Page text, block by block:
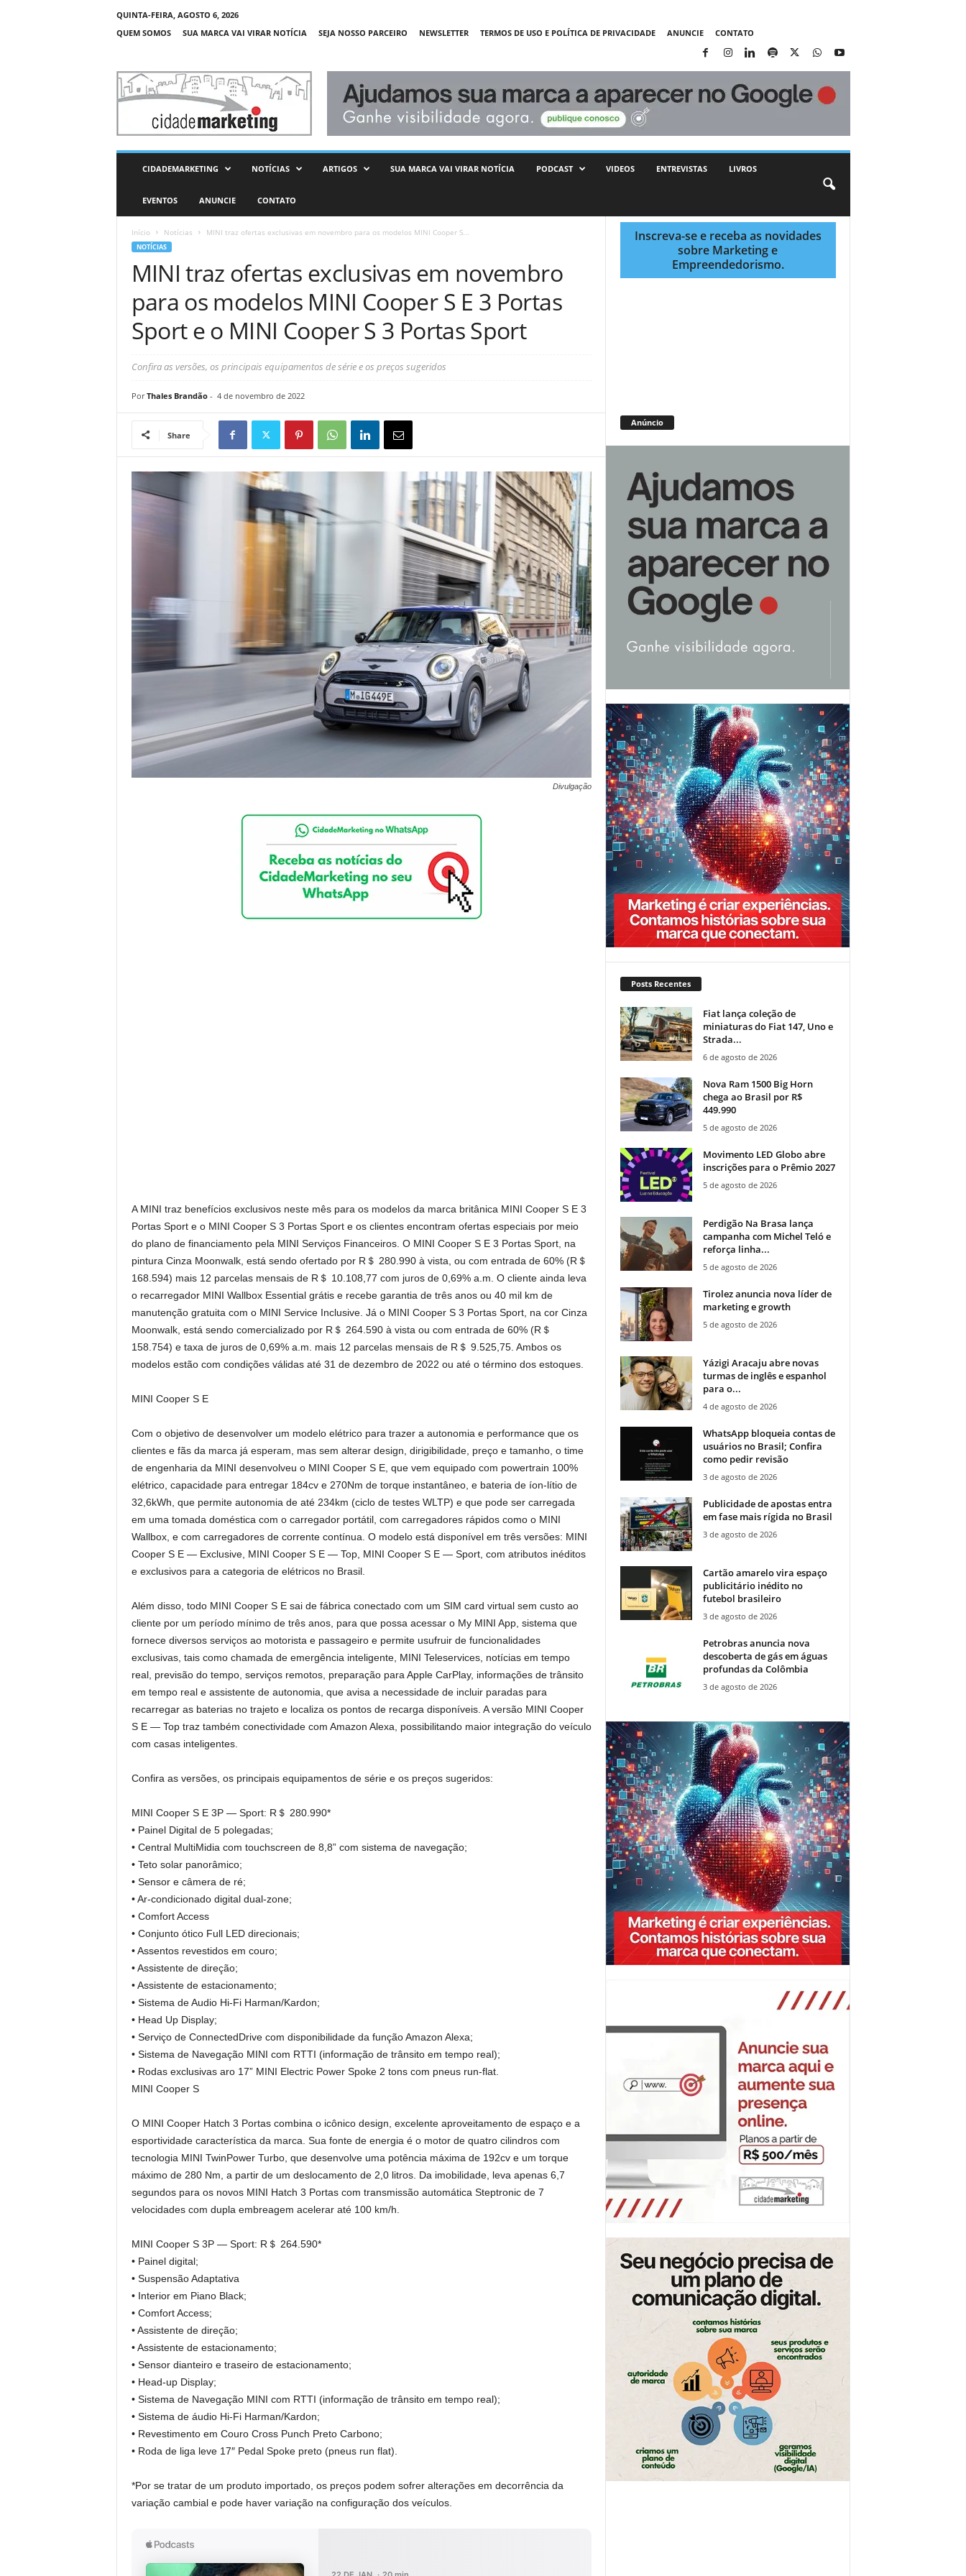
QUINTA-FEIRA, AGOSTO 6, 2026
QUEM SOMOS
SUA MARCA VAI VIRAR NOTÍCIA SEJA NOSSO PARCEIRO NEWSLETTER TERMOS DE USO E POLÍTICA DE PRIVACIDADE ANUNCIE CONTATO
C
d
CIDADEMARKETING NOTÍCIAS ARTIGOS SUA MARCA VAI VIRAR NOTÍCIA PODCAST VIDEOS ENTREVISTAS LIVROS
EVENTOS ANUNCIE CONTATO
Início Notícias MINI traz ofertas exclusivas em novembro para os modelos MINI Cooper S...
NOTÍCIAS
MINI traz ofertas exclusivas em novembro
para os modelos MINI Cooper S E 3 Portas
Sport e o MINI Cooper S 3 Portas Sport
Confira as versões, os principais equipamentos de série e os preços sugeridos
Por Thales Brandão- 4 de novembro de 2022
Share
Divulgação
A MINI traz benefícios exclusivos neste mês para os modelos da marca britânica MINI Cooper S E 3
Portas Sport e o MINI Cooper S 3 Portas Sport e os clientes encontram ofertas especiais por meio
do plano de financiamento pela MINI Serviços Financeiros. O MINI Cooper S E 3 Portas Sport, na
pintura Cinza Moonwalk, está sendo ofertado por R＄ 280.990 à vista, ou com entrada de 60% (R＄
168.594) mais 12 parcelas mensais de R＄ 10.108,77 com juros de 0,69% a.m. O cliente ainda leva
o recarregador MINI Wallbox Essential grátis e recebe garantia de três anos ou 40 mil km de
manutenção gratuita com o MINI Service Inclusive. Já o MINI Cooper S 3 Portas Sport, na cor Cinza
Moonwalk, está sendo comercializado por R＄ 264.590 à vista ou com entrada de 60% (R＄
158.754) e taxa de juros de 0,69% a.m. mais 12 parcelas mensais de R＄ 9.525,75. Ambos os
modelos estão com condições válidas até 31 de dezembro de 2022 ou até o término dos estoques.
MINI Cooper S E
Com o objetivo de desenvolver um modelo elétrico para trazer a autonomia e performance que os
clientes e fãs da marca já esperam, mas sem alterar design, dirigibilidade, preço e tamanho, o time
de engenharia da MINI desenvolveu o MINI Cooper S E, que vem equipado com powertrain 100%
elétrico, capacidade para entregar 184cv e 270Nm de torque instantâneo, e bateria de íon-lítio de
32,6kWh, que permite autonomia de até 234km (ciclo de testes WLTP) e que pode ser carregada
em uma tomada doméstica com o carregador portátil, com carregadores rápidos como o MINI
Wallbox, e com carregadores de corrente contínua. O modelo está disponível em três versões: MINI
Cooper S E — Exclusive, MINI Cooper S E — Top, MINI Cooper S E — Sport, com atributos inéditos
e exclusivos para a categoria de elétricos no Brasil.
Além disso, todo MINI Cooper S E sai de fábrica conectado com um SIM card virtual sem custo ao
cliente por um período mínimo de três anos, para que possa acessar o My MINI App, sistema que
fornece diversos serviços ao motorista e passageiro e permite usufruir de funcionalidades
exclusivas, tais como chamada de emergência inteligente, MINI Teleservices, notícias em tempo
real, previsão do tempo, serviços remotos, preparação para Apple CarPlay, informações de trânsito
em tempo real e assistente de autonomia, que avisa a necessidade de incluir paradas para
recarregar as baterias no trajeto e localiza os pontos de recarga disponíveis. A versão MINI Cooper
S E — Top traz também conectividade com Amazon Alexa, possibilitando maior integração do veículo
com casas inteligentes.
Confira as versões, os principais equipamentos de série e os preços sugeridos:
MINI Cooper S E 3P — Sport: R＄ 280.990*
• Painel Digital de 5 polegadas;
• Central MultiMidia com touchscreen de 8,8” com sistema de navegação;
• Teto solar panorâmico;
• Sensor e câmera de ré;
• Ar-condicionado digital dual-zone;
• Comfort Access
• Conjunto ótico Full LED direcionais;
• Assentos revestidos em couro;
• Assistente de direção;
• Assistente de estacionamento;
• Sistema de Audio Hi-Fi Harman/Kardon;
• Head Up Display;
• Serviço de ConnectedDrive com disponibilidade da função Amazon Alexa;
• Sistema de Navegação MINI com RTTI (informação de trânsito em tempo real);
• Rodas exclusivas aro 17” MINI Electric Power Spoke 2 tons com pneus run-flat.
MINI Cooper S
O MINI Cooper Hatch 3 Portas combina o icônico design, excelente aproveitamento de espaço e a
esportividade característica da marca. Sua fonte de energia é o motor de quatro cilindros com
tecnologia MINI TwinPower Turbo, que desenvolve uma potência máxima de 192cv e um torque
máximo de 280 Nm, a partir de um deslocamento de 2,0 litros. Da imobilidade, leva apenas 6,7
segundos para os novos MINI Hatch 3 Portas com transmissão automática Steptronic de 7
velocidades com dupla embreagem acelerar até 100 km/h.
MINI Cooper S 3P — Sport: R＄ 264.590*
• Painel digital;
• Suspensão Adaptativa
• Interior em Piano Black;
• Comfort Access;
• Assistente de direção;
• Assistente de estacionamento;
• Sensor dianteiro e traseiro de estacionamento;
• Head-up Display;
• Sistema de Navegação MINI com RTTI (informação de trânsito em tempo real);
• Sistema de áudio Hi-Fi Harman/Kardon;
• Revestimento em Couro Cross Punch Preto Carbono;
• Roda de liga leve 17″ Pedal Spoke preto (pneus run flat).
*Por se tratar de um produto importado, os preços podem sofrer alterações em decorrência da
variação cambial e pode haver variação na configuração dos veículos.
Inscreva-se e receba as novidades
sobre Marketing e
Empreendedorismo.
Anúncio
Posts Recentes
Fiat lança coleção de
miniaturas do Fiat 147, Uno e
Strada...
6 de agosto de 2026
Nova Ram 1500 Big Horn
chega ao Brasil por R$
449.990
5 de agosto de 2026
Movimento LED Globo abre
inscrições para o Prêmio 2027
5 de agosto de 2026
Perdigão Na Brasa lança
campanha com Michel Teló e
reforça linha...
5 de agosto de 2026
Tirolez anuncia nova líder de
marketing e growth
5 de agosto de 2026
Yázigi Aracaju abre novas
turmas de inglês e espanhol
para o...
4 de agosto de 2026
WhatsApp bloqueia contas de
usuários no Brasil; Confira
como pedir revisão
3 de agosto de 2026
Publicidade de apostas entra
em fase mais rígida no Brasil
3 de agosto de 2026
Cartão amarelo vira espaço
publicitário inédito no
futebol brasileiro
3 de agosto de 2026
Petrobras anuncia nova
descoberta de gás em águas
profundas da Colômbia
3 de agosto de 2026